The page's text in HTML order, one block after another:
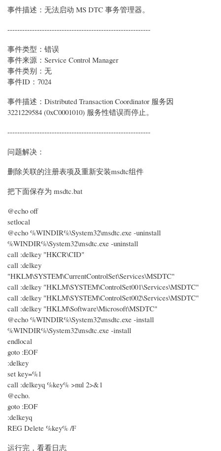
事件描述：无法启动 MS DTC 事务管理器。
----------------------------------------------------------
事件类型：错误
事件来源：Service Control Manager
事件类别：无
事件ID：7024
事件描述：Distributed Transaction Coordinator 服务因
3221229584 (0xC0001010) 服务性错误而停止。
----------------------------------------------------------
问题解决：
删除关联的注册表项及重新安装msdtc组件
把下面保存为 msdtc.bat
@echo off
setlocal
@echo %WINDIR%\System32\msdtc.exe -uninstall
%WINDIR%\System32\msdtc.exe -uninstall
call :delkey "HKCR\CID"
call :delkey
"HKLM\SYSTEM\CurrentControlSet\Services\MSDTC"
call :delkey "HKLM\SYSTEM\ControlSet001\Services\MSDTC"
call :delkey "HKLM\SYSTEM\ControlSet002\Services\MSDTC"
call :delkey "HKLM\Software\Microsoft\MSDTC"
@echo %WINDIR%\System32\msdtc.exe -install
%WINDIR%\System32\msdtc.exe -install
endlocal
goto :EOF
:delkey
set key=%1
call :delkeyq %key% >nul 2>&1
@echo.
goto :EOF
:delkeyq
REG Delete %key% /F
运行完，看看日志